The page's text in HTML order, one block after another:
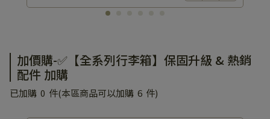
加價購-✅【全系列行李箱】保固升級 & 熱銷
配件 加購
已加購 0 件(本區商品可以加購 6 件)